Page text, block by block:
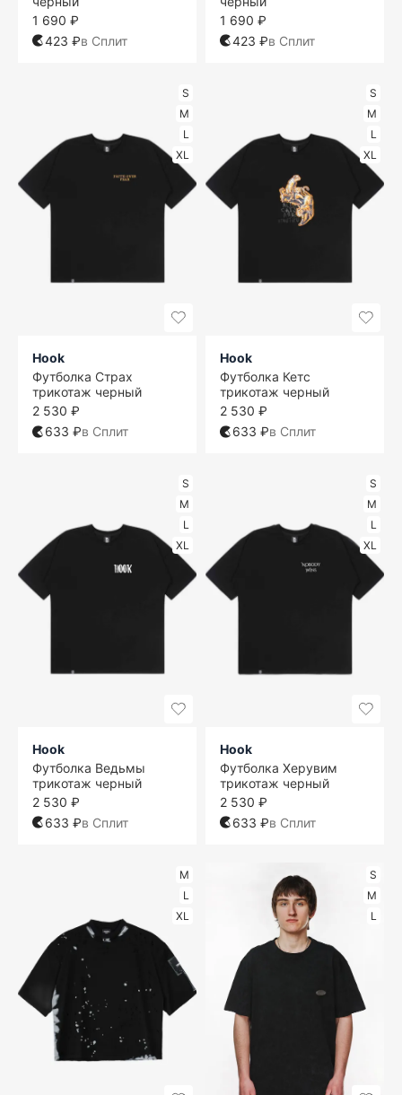
1 690 ₽
423 ₽в Сплит
1 690 ₽
423 ₽в Сплит
S
M
L
XL
Hook
Футболка Страх
трикотаж черный
2 530 ₽
633 ₽в Сплит
S
M
L
XL
Hook
Футболка Кетс
трикотаж черный
2 530 ₽
633 ₽в Сплит
S
M
L
XL
Hook
Футболка Ведьмы
трикотаж черный
2 530 ₽
633 ₽в Сплит
S
M
L
XL
Hook
Футболка Херувим
трикотаж черный
2 530 ₽
633 ₽в Сплит
M
L
XL
S
M
L